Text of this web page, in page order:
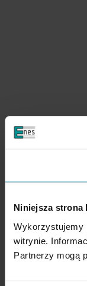
Niniejsza strona
Wykorzystujemy
witrynie.
Partnerzy mogą